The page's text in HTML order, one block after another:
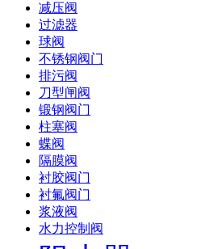
减压阀
过滤器
球阀
不锈钢阀门
排污阀
刀型闸阀
锻钢阀门
柱塞阀
蝶阀
隔膜阀
衬胶阀门
衬氟阀门
浆液阀
水力控制阀